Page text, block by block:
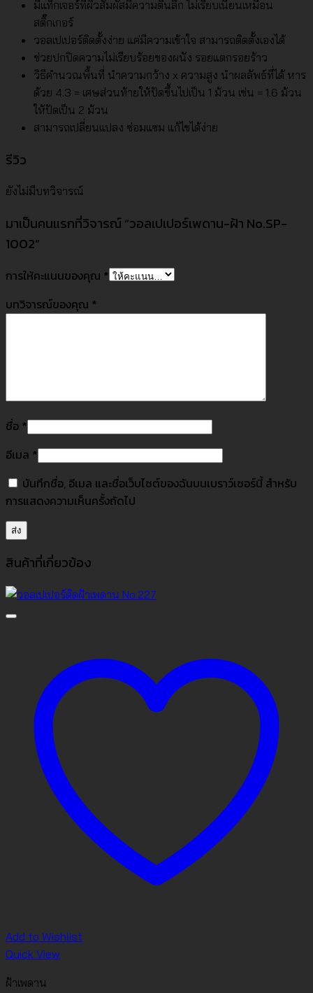
มีแท็กเจอร์ที่ผิวสัมผัสมีความตื้นลึก ไม่เรียบเนียนเหมือน
สติ๊กเกอร์
วอลเปเปอร์ติดตั้งง่าย แค่มีความเข้าใจ สามารถติดตั้งเองได้
ช่วยปกปิดความไม่เรียบร้อยของผนัง รอยแตกรอยร้าว
วิธีคำนวณพื้นที่ นำความกว้าง x ความสูง นำผลลัพธ์ที่ได้ หาร
ด้วย 4.3 = เศษส่วนท้ายให้ปัดขึ้นไปเป็น 1 ม้วน เช่น = 1.6 ม้วน
ให้ปัดเป็น 2 ม้วน
สามารถเปลี่ยนแปลง ซ่อมแซม แก้ไขได้ง่าย
รีวิว
ยังไม่มีบทวิจารณ์
มาเป็นคนแรกที่วิจารณ์ “วอลเปเปอร์เพดาน-ฝ้า No.SP-
1002”
การให้คะแนนของคุณ *
บทวิจารณ์ของคุณ *
ชื่อ *
อีเมล *
บันทึกชื่อ, อีเมล และชื่อเว็บไซต์ของฉันบนเบราว์เซอร์นี้ สำหรับ
การแสดงความเห็นครั้งถัดไป
สินค้าที่เกี่ยวข้อง
Add to Wishlist
Quick View
ฝ้าเพดาน